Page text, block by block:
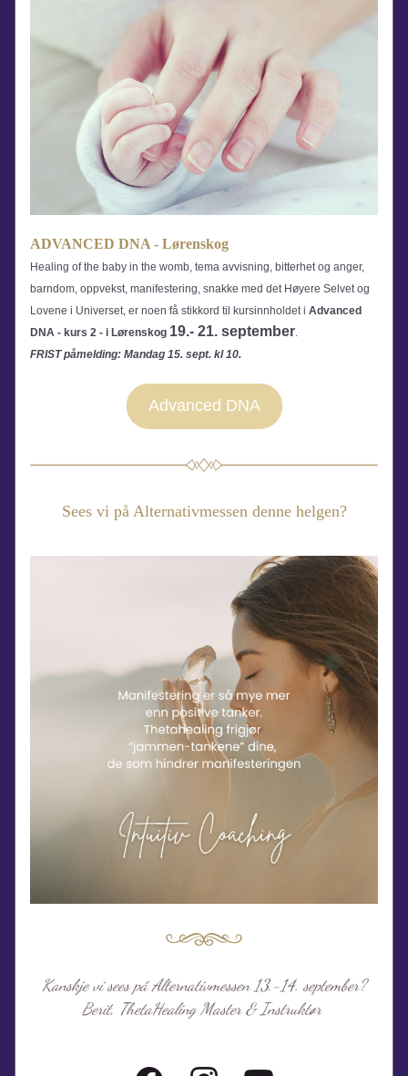
ADVANCED DNA - Lørenskog
Healing of the baby in the womb, tema avvisning, bitterhet og anger,
barndom, oppvekst, manifestering, snakke med det Høyere Selvet og
Lovene i Universet, er noen få stikkord til kursinnholdet i Advanced
DNA - kurs 2 - i Lørenskog 19.- 21. september.
FRIST påmelding: Mandag 15. sept. kl 10.
Advanced DNA
Sees vi på Alternativmessen denne helgen?
Kanskje vi sees på Alternativmessen 13.-14. september?
Berit, ThetaHealing Master & Instruktør